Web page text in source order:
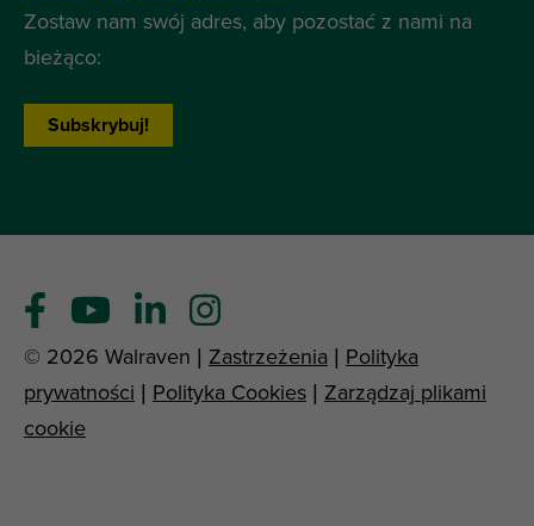
Zostaw nam swój adres, aby pozostać z nami na
bieżąco:
Subskrybuj!
© 2026 Walraven | Zastrzeżenia | Polityka
prywatności | Polityka Cookies | Zarządzaj plikami
cookie